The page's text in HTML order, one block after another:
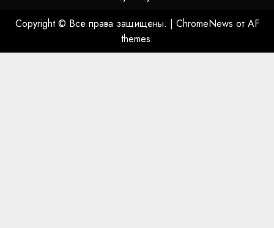
Copyright © Все права защищены. | ChromeNews от AF
themes.